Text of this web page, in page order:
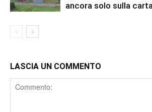
ancora solo sulla
LASCIA UN COMMENTO
Comment